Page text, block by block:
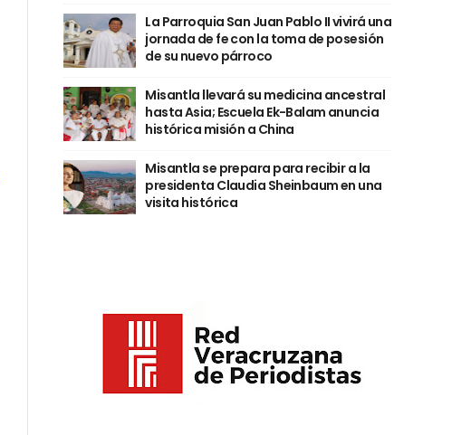
La Parroquia San Juan Pablo II vivirá una
jornada de fe con la toma de posesión
de su nuevo párroco
Misantla llevará su medicina ancestral
hasta Asia; Escuela Ek-Balam anuncia
histórica misión a China
Misantla se prepara para recibir a la
presidenta Claudia Sheinbaum en una
visita histórica